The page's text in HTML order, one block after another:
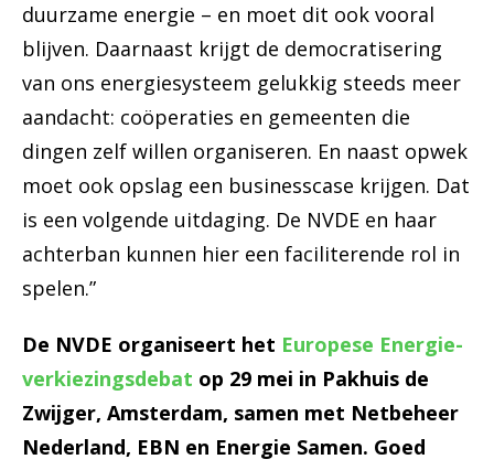
duurzame energie – en moet dit ook vooral
blijven. Daarnaast krijgt de democratisering
van ons energiesysteem gelukkig steeds meer
aandacht: coöperaties en gemeenten die
dingen zelf willen organiseren. En naast opwek
moet ook opslag een businesscase krijgen. Dat
is een volgende uitdaging. De NVDE en haar
achterban kunnen hier een faciliterende rol in
spelen.”
De NVDE organiseert het Europese Energie-
verkiezingsdebat op 29 mei in Pakhuis de
Zwijger, Amsterdam, samen met Netbeheer
Nederland, EBN en Energie Samen. Goed